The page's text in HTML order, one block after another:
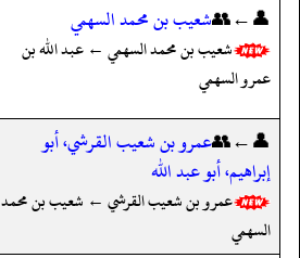
👤←👥شعيب بن محمد السهمي
شعيب بن محمد السهمي ← عبد الله بن
عمرو السهمي
👤←👥عمرو بن شعيب القرشي، أبو
إبراهيم، أبو عبد الله
عمرو بن شعيب القرشي ← شعيب بن محمد
السهمي